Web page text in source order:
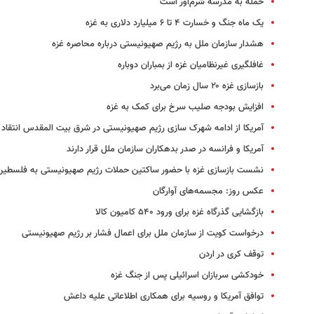
یک ماه جنگ و خسارت ۴ تا ۶ میلیارد دلاری به غزه
هشدار سازمان ملل به رژیم صهیونیستی درباره محاصره غزه
غافلگیری غیرنظامیان غزه از بمباران دوباره
بازسازی غزه ۲۰ سال زمان می‌برد
افزایش بودجه صلیب سرخ برای کمک به غزه
آمریکا از ادامه شهرک سازی رژیم صهیونیستی در شرق بیت المقدس انتقاد
آمریکا و فرانسه در صدر بدهکاران سازمان ملل قرار دارند
نشست بازسازی غزه با حضور ساکتین حملات رژیم صهیونیستی به
عکس روز: مجسمه‌های آوارگان
بازگشایی گذرگاه غزه برای ورود ۵۴۰ کامیون کالا
درخواست کویت از سازمان ملل برای اعمال فشار بر رژیم صهیونیستی
توقف کری در اردن
خودکشی سربازان اسرائیلی پس از جنگ غزه
توافق آمریکا و روسیه برای همکاری اطلاعاتی علیه داعش